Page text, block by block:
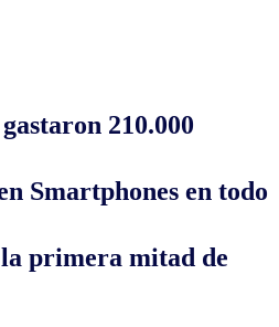
210.000
Smartphones en todo
primera mitad de